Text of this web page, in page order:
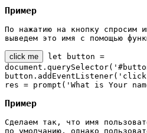
Пример
По нажатию на кнопку спросим
выведем это имя с помощью
click me
let button =
res = prompt('What is Your
Пример
Сделаем так, что имя
по умолчанию, однако